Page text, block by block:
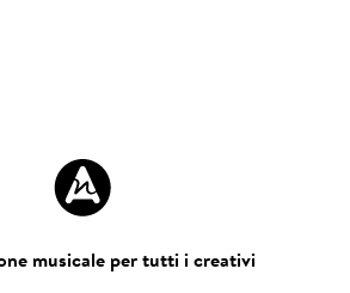
musicale per tutti i creativi